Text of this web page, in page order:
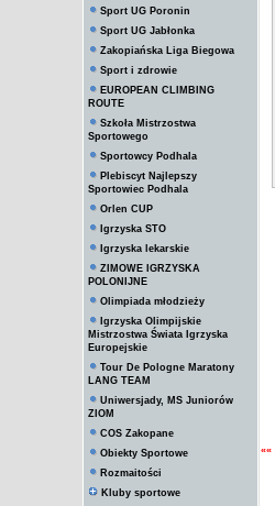
Sport UG Poronin
Sport UG Jabłonka
Zakopiańska Liga Biegowa
Sport i zdrowie
EUROPEAN CLIMBING
ROUTE
Szkoła Mistrzostwa
Sportowego
Sportowcy Podhala
Plebiscyt Najlepszy
Sportowiec Podhala
Orlen CUP
Igrzyska STO
Igrzyska lekarskie
ZIMOWE IGRZYSKA
POLONIJNE
Olimpiada młodzieży
Igrzyska Olimpijskie
Mistrzostwa Świata Igrzyska
Europejskie
Tour De Pologne Maratony
LANG TEAM
Uniwersjady, MS Juniorów
ZIOM
COS Zakopane
Obiekty Sportowe
Rozmaitości
Kluby sportowe
««